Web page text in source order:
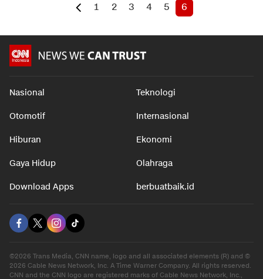
1 2 3 4 5 6
Nasional Teknologi
Otomotif Internasional
Hiburan Ekonomi
Gaya Hidup Olahraga
Download Apps berbuatbaik.id
©2026 Trans Media, CNN name, logo and all associated elements (R) and ©
2026 Cable News Network, Inc. A Time Warner Company. All rights reserved.
CNN and the CNN logo are registered marks of Cable News Network, Inc.,